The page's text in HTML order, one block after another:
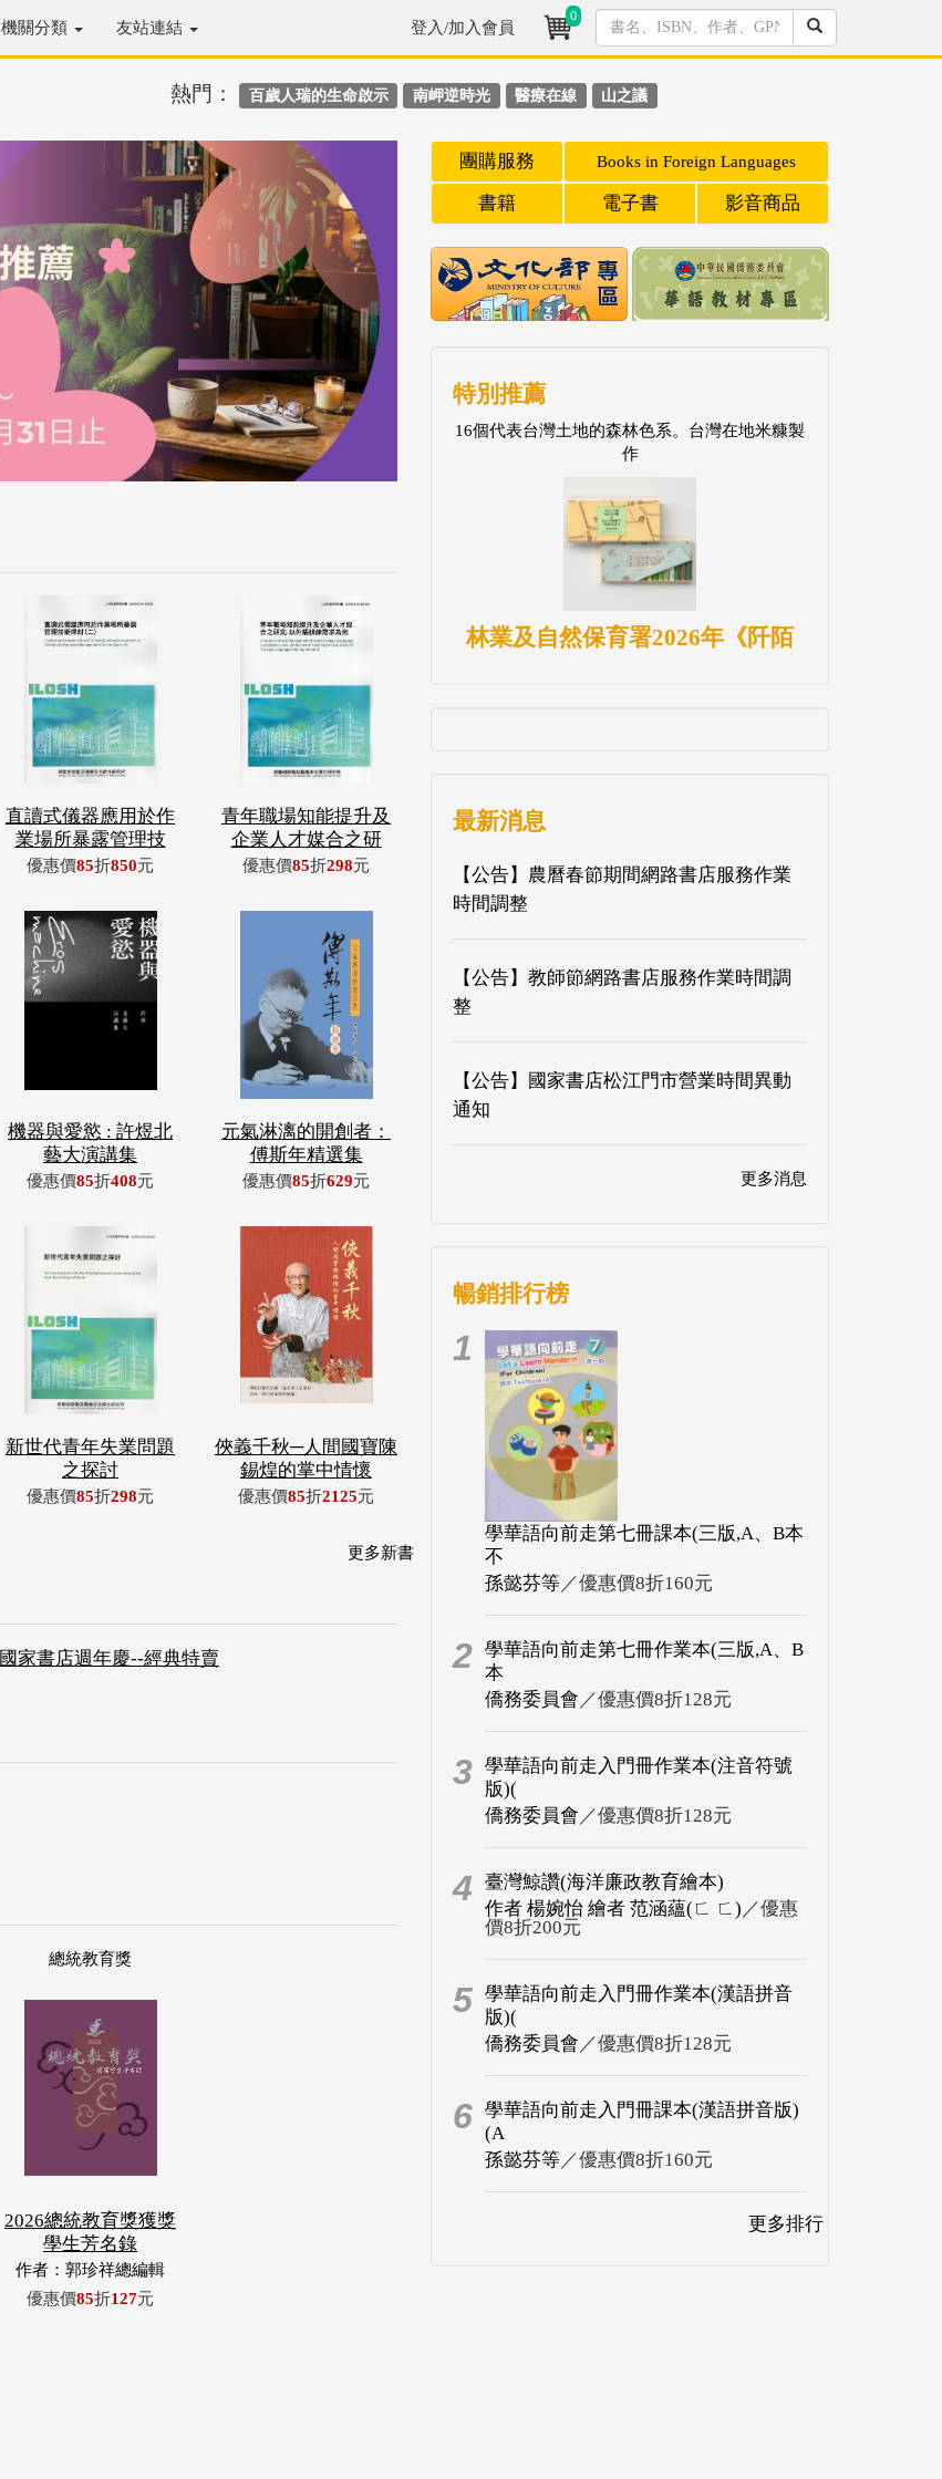
機關分類 友站連結 登入/加入會員
0
熱門： 百歲人瑞的生命啟示 南岬逆時光 醫療在線 山之議
直讀式儀器應用於作
業場所暴露管理技
優惠價85折850元
青年職場知能提升及
企業人才媒合之研
優惠價85折298元
機器與愛慾 : 許煜北
藝大演講集
優惠價85折408元
元氣淋漓的開創者：
傅斯年精選集
優惠價85折629元
新世代青年失業問題
之探討
優惠價85折298元
俠義千秋─人間國寶陳
錫煌的掌中情懷
優惠價85折2125元
更多新書
國家書店週年慶--經典特賣
總統教育獎
2026總統教育獎獲獎
學生芳名錄
作者：郭珍祥總編輯
優惠價85折127元
團購服務 Books in Foreign Languages
書籍 電子書 影音商品
特別推薦
16個代表台灣土地的森林色系。台灣在地米糠製
作
林業及自然保育署2026年《阡陌
最新消息
【公告】農曆春節期間網路書店服務作業
時間調整
【公告】教師節網路書店服務作業時間調
整
【公告】國家書店松江門市營業時間異動
通知
更多消息
暢銷排行榜
1
學華語向前走第七冊課本(三版,A、B本
不
孫懿芬等／優惠價8折160元
2 學華語向前走第七冊作業本(三版,A、B
本
僑務委員會 ／優惠價8折128元
3 學華語向前走入門冊作業本(注音符號
版)(
僑務委員會 ／優惠價8折128元
4
臺灣鯨讚(海洋廉政教育繪本)
作者 楊婉怡 繪者 范涵蘊(ㄈ ㄈ) ／優惠
價8折200元
5 學華語向前走入門冊作業本(漢語拼音
版)(
僑務委員會 ／優惠價8折128元
6 學華語向前走入門冊課本(漢語拼音版)
(A
孫懿芬等／優惠價8折160元
更多排行